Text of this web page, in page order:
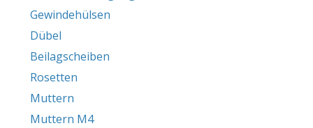
Gewindehülsen
Dübel
Beilagscheiben
Rosetten
Muttern
Muttern M4